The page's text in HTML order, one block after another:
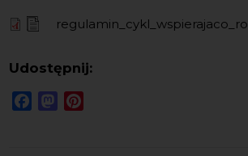
Udostępnij:
FacebookMastodon